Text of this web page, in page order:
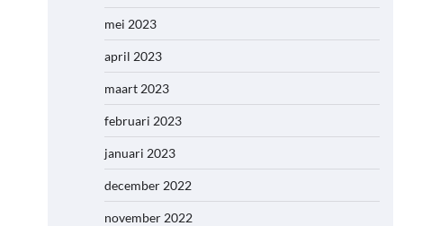
mei 2023
april 2023
maart 2023
februari 2023
januari 2023
december 2022
november 2022